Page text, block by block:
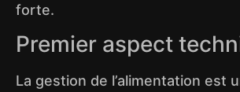
forte.
Premier aspect
La gestion de l’alimentation est